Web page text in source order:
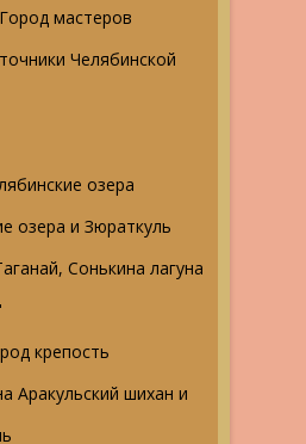
мастеров
Челябинской
озера
озера и Зюраткуль
Сонькина лагуна
крепость
Аракульский шихан и